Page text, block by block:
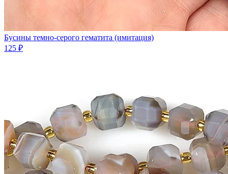
Бусины темно-серого гематита (имитация)
125 ₽